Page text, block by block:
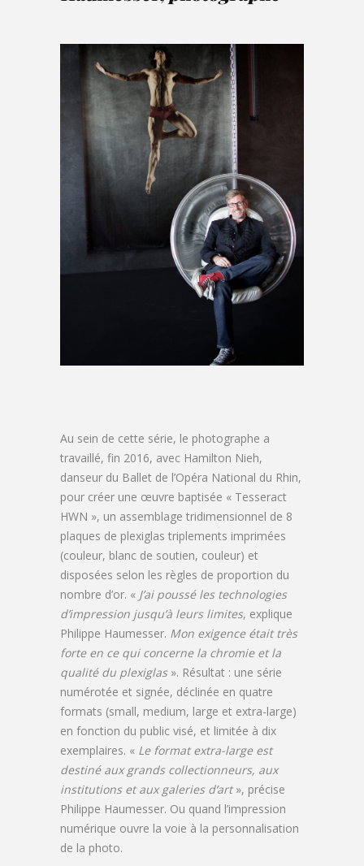
Au sein de cette série, le photographe a
travaillé, fin 2016, avec Hamilton Nieh,
danseur du Ballet de l’Opéra National du Rhin,
pour créer une œuvre baptisée « Tesseract
HWN », un assemblage tridimensionnel de 8
plaques de plexiglas triplements imprimées
(couleur, blanc de soutien, couleur) et
disposées selon les règles de proportion du
nombre d’or. « J’ai poussé les technologies
d’impression jusqu’à leurs limites, explique
Philippe Haumesser. Mon exigence était très
forte en ce qui concerne la chromie et la
qualité du plexiglas ». Résultat : une série
numérotée et signée, déclinée en quatre
formats (small, medium, large et extra-large)
en fonction du public visé, et limitée à dix
exemplaires. « Le format extra-large est
destiné aux grands collectionneurs, aux
institutions et aux galeries d’art», précise
Philippe Haumesser. Ou quand l’impression
numérique ouvre la voie à la personnalisation
de la photo.